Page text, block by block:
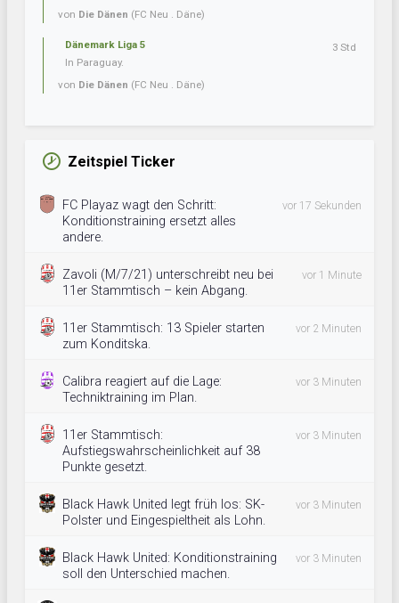
von Die Dänen (FC Neu . Däne)
Dänemark Liga 5
In Paraguay.
von Die Dänen (FC Neu . Däne)
3 Std
Zeitspiel Ticker
FC Playaz wagt den Schritt:
Konditionstraining ersetzt alles
andere.
vor 17 Sekunden
Zavoli (M/7/21) unterschreibt neu bei
11er Stammtisch – kein Abgang.
vor 1 Minute
11er Stammtisch: 13 Spieler starten
zum Konditska.
vor 2 Minuten
Calibra reagiert auf die Lage:
Techniktraining im Plan.
vor 3 Minuten
11er Stammtisch:
Aufstiegswahrscheinlichkeit auf 38
Punkte gesetzt.
vor 3 Minuten
Black Hawk United legt früh los: SK-
Polster und Eingespieltheit als Lohn.
vor 3 Minuten
Black Hawk United: Konditionstraining
soll den Unterschied machen.
vor 3 Minuten